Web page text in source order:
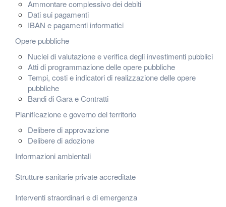
Ammontare complessivo dei debiti
Dati sui pagamenti
IBAN e pagamenti informatici
Opere pubbliche
Nuclei di valutazione e verifica degli investimenti pubblici
Atti di programmazione delle opere pubbliche
Tempi, costi e indicatori di realizzazione delle opere
pubbliche
Bandi di Gara e Contratti
Pianificazione e governo del territorio
Delibere di approvazione
Delibere di adozione
Informazioni ambientali
Strutture sanitarie private accreditate
Interventi straordinari e di emergenza